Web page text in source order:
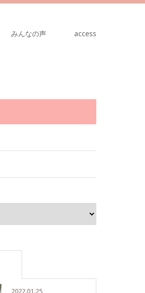
みんなの声 access
2022.01.25